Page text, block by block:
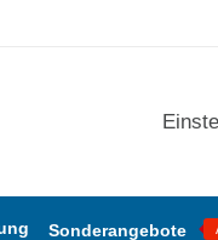
Sonderangebote